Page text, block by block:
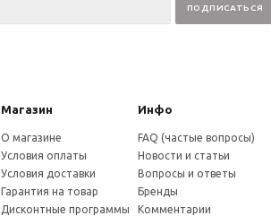
Магазин Инфо
О магазине
Условия оплаты
Условия доставки
Гарантия на товар
Дисконтные программы
FAQ (частые вопросы)
Новости и статьи
Вопросы и ответы
Бренды
Комментарии